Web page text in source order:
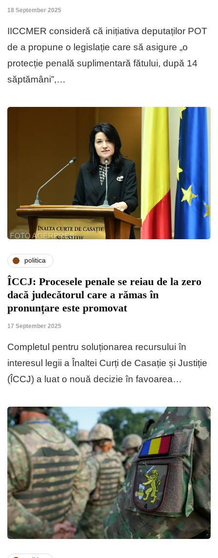
18 September 2025
IICCMER consideră că inițiativa deputaților POT
de a propune o legislație care să asigure „o
protecție penală suplimentară fătului, după 14
săptămâni”,…
politica
ÎCCJ: Procesele penale se reiau de la zero
dacă judecătorul care a rămas în
pronunțare este promovat
17 September 2025
Completul pentru soluționarea recursului în
interesul legii a Înaltei Curți de Casație și Justiție
(ÎCCJ) a luat o nouă decizie în favoarea…